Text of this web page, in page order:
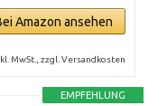
Amazon ansehen
MwSt., zzgl. Versandkosten
EMPFEHLUNG